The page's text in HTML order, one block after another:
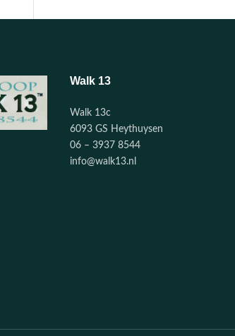
Walk 13
Walk 13c
6093 GS Heythuysen
06 – 3937 8544
info@walk13.nl